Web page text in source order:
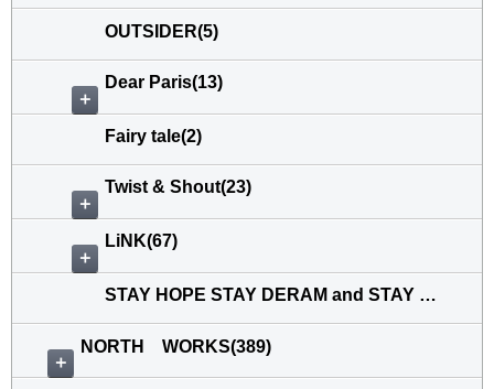
OUTSIDER(5)
＋
Dear Paris(13)
Fairy tale(2)
＋
Twist & Shout(23)
＋
LiNK(67)
STAY HOPE STAY DERAM and STAY GOLD(24)
＋
NORTH WORKS(389)